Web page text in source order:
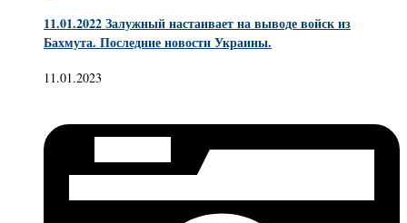
11.01.2022 Залужный настаивает на выводе войск из
Бахмута. Последние новости Украины.
11.01.2023